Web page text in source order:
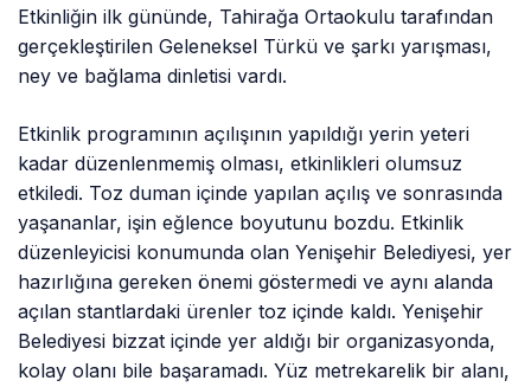
Etkinliğin ilk gününde, Tahirağa Ortaokulu tarafından
gerçekleştirilen Geleneksel Türkü ve şarkı yarışması,
ney ve bağlama dinletisi vardı.
Etkinlik programının açılışının yapıldığı yerin yeteri
kadar düzenlenmemiş olması, etkinlikleri olumsuz
etkiledi. Toz duman içinde yapılan açılış ve sonrasında
yaşananlar, işin eğlence boyutunu bozdu. Etkinlik
düzenleyicisi konumunda olan Yenişehir Belediyesi, yer
hazırlığına gereken önemi göstermedi ve aynı alanda
açılan stantlardaki ürenler toz içinde kaldı. Yenişehir
Belediyesi bizzat içinde yer aldığı bir organizasyonda,
kolay olanı bile başaramadı. Yüz metrekarelik bir alanı,